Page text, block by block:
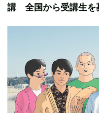
講 全国から受講生を